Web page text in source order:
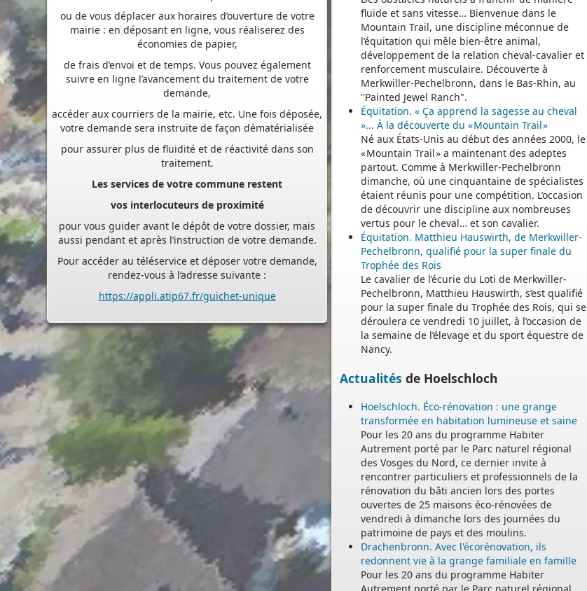
économies de papier,
de frais d’envoi et de temps. Vous pouvez également
suivre en ligne l’avancement du traitement de votre
demande,
accéder aux courriers de la mairie, etc. Une fois déposée,
votre demande sera instruite de façon dématérialisée
pour assurer plus de fluidité et de réactivité dans son
traitement.
Les services de votre commune restent
aussi pendant et après l’instruction de votre demande.
Pour accéder au téléservice et déposer votre demande,
rendez-vous à l’adresse suivante :
https://appli.atip67.fr/guichet-unique
- - - - - - - - - - - - - - - - - -
Vous trouverez les listes des assistants maternels
et MAM par commune sur le site :https://www.bas-
rhin.fr/carte-assistants-maternels-bas-rhin/.
Il est mis à jour tous les vendredis.
Le site
https://monenfant.fr/
de la CAF présente les
disponibilités des assistants maternels.
- - - - - - - - - - - - - - - - - -
Permanence mairie
Le secrétariat est fermé le samedi matin.
Une permanence est assurée par le maire, sur rendez-
fluide et sans vitesse… Bienvenue dans le
Mountain Trail, une discipline méconnue de
l’équitation qui mêle bien-être animal,
développement de la relation cheval-cavalier et
renforcement musculaire. Découverte à
Merkwiller-Pechelbronn, dans le Bas-Rhin, au
"Painted Jewel Ranch".
Équitation. « Ça apprend la sagesse au cheval
»... À la découverte du « Mountain Trail »
Né aux États-Unis au début des années 2000, le
« Mountain Trail » a maintenant des adeptes
partout. Comme à Merkwiller-Pechelbronn
dimanche, où une cinquantaine de spécialistes
étaient réunis pour une compétition. L’occasion
de découvrir une discipline aux nombreuses
vertus pour le cheval… et son cavalier.
Équitation. Matthieu Hauswirth, de Merkwiller-
Pechelbronn, qualifié pour la super finale du
Trophée des Rois
Le cavalier de l’écurie du Loti de Merkwiller-
Pechelbronn, Matthieu Hauswirth, s’est qualifié
pour la super finale du Trophée des Rois, qui se
déroulera ce vendredi 10 juillet, à l’occasion de
la semaine de l’élevage et du sport équestre de
Nancy.
Actualités de Hoelschloch
Hoelschloch. Éco-rénovation : une grange
transformée en habitation lumineuse et saine
Pour les 20 ans du programme Habiter
Autrement porté par le Parc naturel régional
des Vosges du Nord, ce dernier invite à
rencontrer particuliers et professionnels de la
rénovation du bâti ancien lors des portes
ouvertes de 25 maisons éco-rénovées de
vendredi à dimanche lors des journées du
patrimoine de pays et des moulins.
Drachenbronn. Avec l'écorénovation, ils
redonnent vie à la grange familiale en famille
Pour les 20 ans du programme Habiter